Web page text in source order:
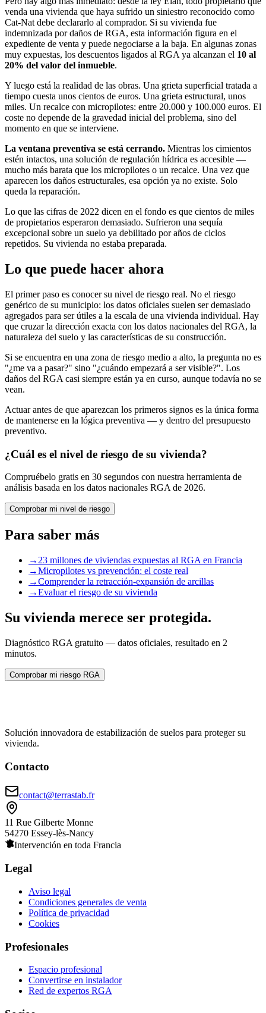
venda una vivienda que haya sufrido un siniestro reconocido como
Cat-Nat debe declararlo al comprador. Si su vivienda fue
indemnizada por daños de RGA, esta información figura en el
expediente de venta y puede negociarse a la baja. En algunas zonas
muy expuestas, los descuentos ligados al RGA ya alcanzan el 10 al
20% del valor del inmueble.
Y luego está la realidad de las obras. Una grieta superficial tratada a
tiempo cuesta unos cientos de euros. Una grieta estructural, unos
miles. Un recalce con micropilotes: entre 20.000 y 100.000 euros. El
coste no depende de la gravedad inicial del problema, sino del
momento en que se interviene.
La ventana preventiva se está cerrando. Mientras los cimientos
estén intactos, una solución de regulación hídrica es accesible —
mucho más barata que los micropilotes o un recalce. Una vez que
aparecen los daños estructurales, esa opción ya no existe. Solo
queda la reparación.
Lo que las cifras de 2022 dicen en el fondo es que cientos de miles
de propietarios esperaron demasiado. Sufrieron una sequía
excepcional sobre un suelo ya debilitado por años de ciclos
repetidos. Su vivienda no estaba preparada.
Lo que puede hacer ahora
El primer paso es conocer su nivel de riesgo real. No el riesgo
genérico de su municipio: los datos oficiales suelen ser demasiado
agregados para ser útiles a la escala de una vivienda individual. Hay
que cruzar la dirección exacta con los datos nacionales del RGA, la
naturaleza del suelo y las características de su construcción.
Si se encuentra en una zona de riesgo medio a alto, la pregunta no es
"¿me va a pasar?" sino "¿cuándo empezará a ser visible?". Los
daños del RGA casi siempre están ya en curso, aunque todavía no se
vean.
Actuar antes de que aparezcan los primeros signos es la única forma
de mantenerse en la lógica preventiva — y dentro del presupuesto
preventivo.
¿Cuál es el nivel de riesgo de su vivienda?
Compruébelo gratis en 30 segundos con nuestra herramienta de
análisis basada en los datos nacionales RGA de 2026.
Comprobar mi nivel de riesgo
Para saber más
→ 23 millones de viviendas expuestas al RGA en Francia
→Micropilotes vs prevención: el coste real
→Comprender la retracción-expansión de arcillas
→Evaluar el riesgo de su vivienda
Su vivienda merece ser protegida.
Diagnóstico RGA gratuito — datos oficiales, resultado en 2
minutos.
Comprobar mi riesgo RGA
Solución innovadora de estabilización de suelos para proteger su
vivienda.
Contacto
contact@terrastab.fr
11 Rue Gilberte Monne
54270 Essey-lès-Nancy
Intervención en toda Francia
Legal
Aviso legal
Condiciones generales de venta
Política de privacidad
Cookies
Profesionales
Espacio profesional
Convertirse en instalador
Red de expertos RGA